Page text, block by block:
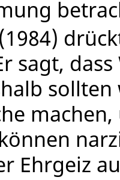
sagt,
Ehrgeiz